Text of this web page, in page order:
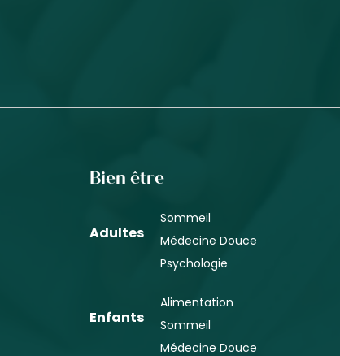
Bien être
Adultes
Sommeil
Médecine Douce
Psychologie
Enfants
Alimentation
Sommeil
Médecine Douce